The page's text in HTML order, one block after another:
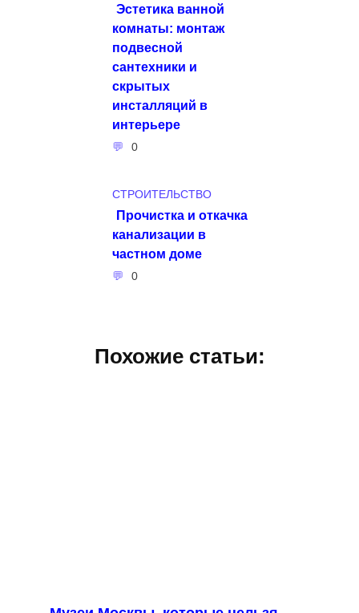
Эстетика ванной
комнаты: монтаж
подвесной
сантехники и
скрытых
инсталляций в
интерьере
0
СТРОИТЕЛЬСТВО
Прочистка и откачка
канализации в
частном доме
0
Похожие статьи: